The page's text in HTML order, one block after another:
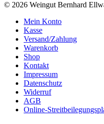
© 2026 Weingut Bernhard
Mein Konto
Kasse
Versand/Zahlung
Warenkorb
Shop
Kontakt
Impressum
Datenschutz
Widerruf
AGB
Online-